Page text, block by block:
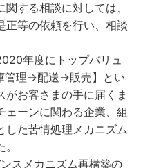
する相談に対しては、
正等の依頼を行い、相談
年度にトップバリュ
管理→配送→販売】とい
がお客さまの手に届くま
ェーンに関わる企業、組
した苦情処理メカニズム
スメカニズム再構築の